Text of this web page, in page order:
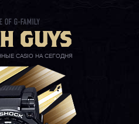
CASIO НА СЕГОДНЯ